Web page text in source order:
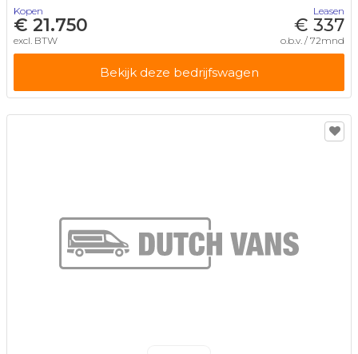
Kopen
€ 21.750
excl. BTW
Leasen
€ 337
o.b.v. / 72mnd
Bekijk deze bedrijfswagen